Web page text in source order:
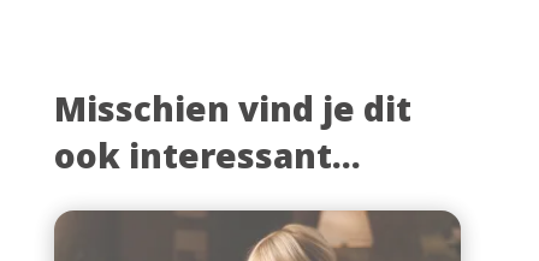
Misschien vind je dit
ook interessant...